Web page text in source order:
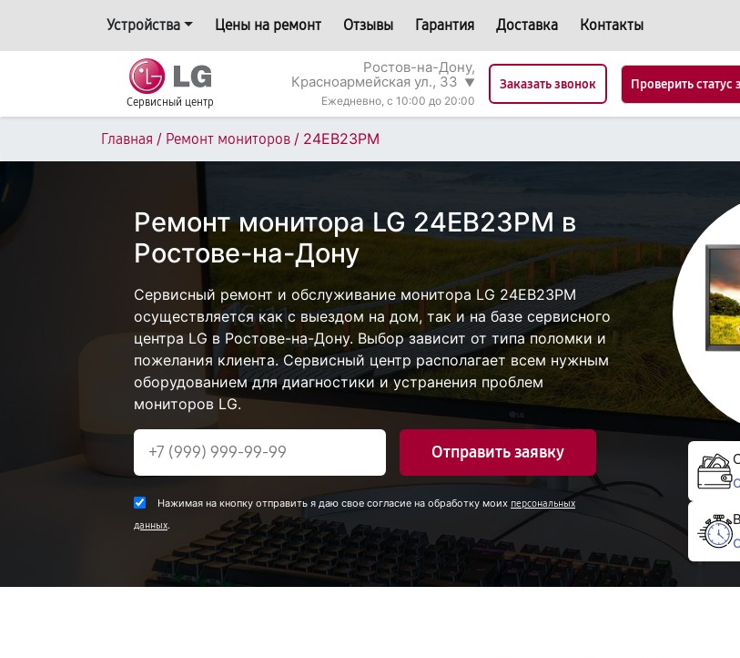
Устройства Цены на ремонт Отзывы Гарантия Доставка Контакты
Сервисный центр
Ростов-на-Дону,
Красноармейская ул., 33 ▼
Ежедневно, с 10:00 до 20:00
Заказать звонок Проверить статус
Главная / Ремонт мониторов / 24EB23PM
Ремонт монитора LG 24EB23PM в
Ростове-на-Дону
Сервисный ремонт и обслуживание монитора LG 24EB23PM
осуществляется как с выездом на дом, так и на базе сервисного
центра LG в Ростове-на-Дону. Выбор зависит от типа поломки и
пожелания клиента. Сервисный центр располагает всем нужным
оборудованием для диагностики и устранения проблем
мониторов LG.
Отправить заявку
Нажимая на кнопку отправить я даю свое согласие на обработку моих персональных
данных.